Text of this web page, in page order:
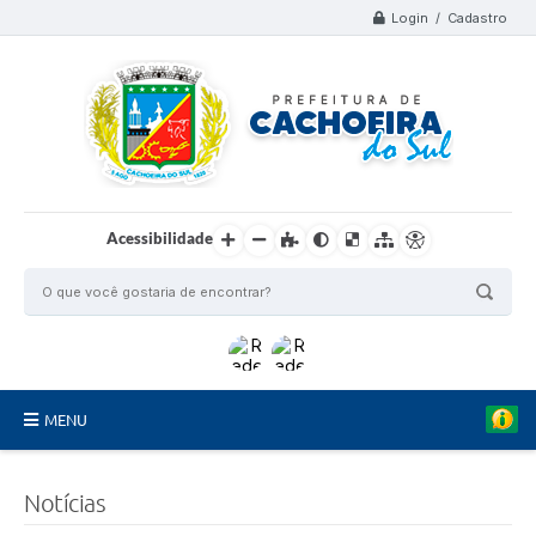
Login / Cadastro
Acessibilidade
MENU
Notícias